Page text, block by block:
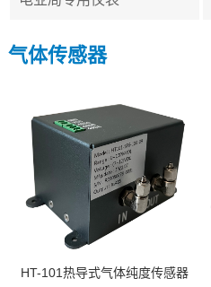
气体传感器
HT-101热导式气体纯度传感器